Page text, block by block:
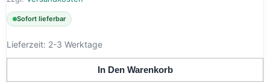
Sofort lieferbar
Lieferzeit: 2-3 Werktage
In Den Warenkorb